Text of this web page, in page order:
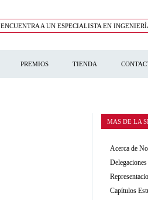
ENCUENTRA A UN ESPECIALISTA EN
PREMIOS TIENDA
MAS DE LA
Acerca de
Delegaciones
Capítulos